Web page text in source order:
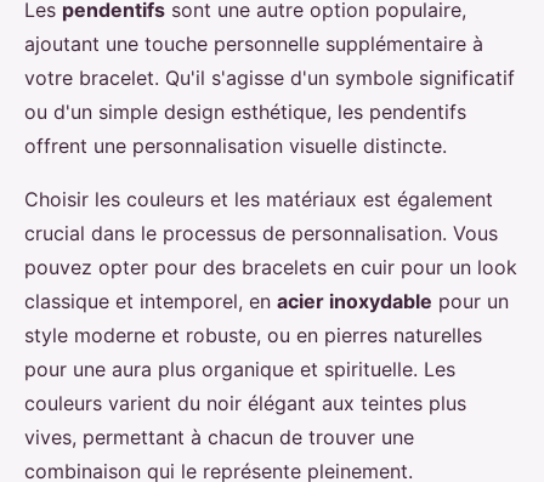
Les pendentifs sont une autre option populaire,
ajoutant une touche personnelle supplémentaire à
votre bracelet. Qu'il s'agisse d'un symbole significatif
ou d'un simple design esthétique, les pendentifs
offrent une personnalisation visuelle distincte.
Choisir les couleurs et les matériaux est également
crucial dans le processus de personnalisation. Vous
pouvez opter pour des bracelets en cuir pour un look
classique et intemporel, en acier inoxydable pour un
style moderne et robuste, ou en pierres naturelles
pour une aura plus organique et spirituelle. Les
couleurs varient du noir élégant aux teintes plus
vives, permettant à chacun de trouver une
combinaison qui le représente pleinement.